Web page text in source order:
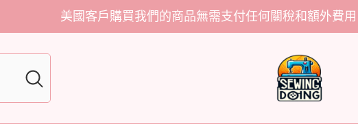
美國客戶購買我們的商品無需支付任何關稅和額外費用